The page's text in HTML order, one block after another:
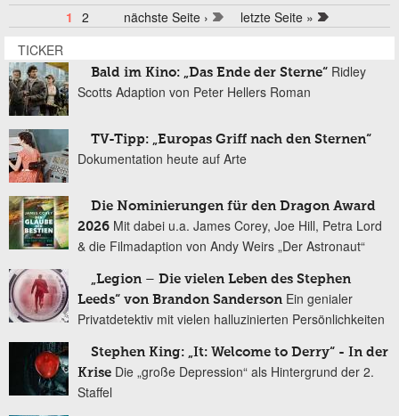
Seiten
1 2 nächste Seite ›
letzte Seite »
TICKER
Bald im Kino: „Das Ende der Sterne“ Ridley
Scotts Adaption von Peter Hellers Roman
TV-Tipp: „Europas Griff nach den Sternen“
Dokumentation heute auf Arte
Die Nominierungen für den Dragon Award
2026 Mit dabei u.a. James Corey, Joe Hill, Petra Lord
& die Filmadaption von Andy Weirs „Der Astronaut“
„Legion – Die vielen Leben des Stephen
Leeds“ von Brandon Sanderson Ein genialer
Privatdetektiv mit vielen halluzinierten Persönlichkeiten
Stephen King: „It: Welcome to Derry“ - In der
Krise Die „große Depression“ als Hintergrund der 2.
Staffel